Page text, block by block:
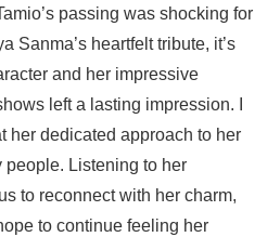
passing was shocking for
Sanma’s heartfelt tribute, it’s
and her impressive
left a lasting impression. I
her dedicated approach to her
Listening to her
to reconnect with her charm,
to continue feeling her